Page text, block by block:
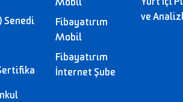
Senedi
Mobil
Fibayatırım
Mobil
Fibayatırım
İnternet Şube
ve